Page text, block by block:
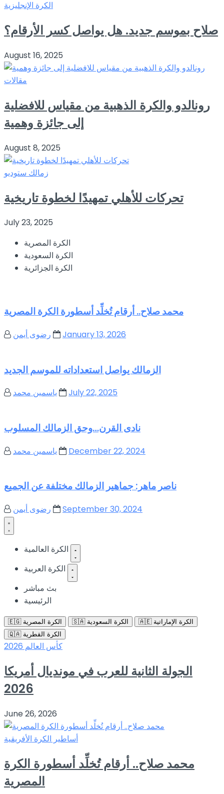
الكرة الإنجليزية
صلاح بموسم جديد. هل يواصل كسر الأرقام؟
August 16, 2025
مقالات
رونالدو والكرة الذهبية من مقياس للافضلية
إلى جائزة وهمية
August 8, 2025
زمالك ستوديو
تحركات للأهلي تمهيدًا لخطوة تاريخية
July 23, 2025
الكرة المصرية
الكرة السعودية
الكرة الجزائرية
محمد صلاح.. أرقام تُخلِّد أسطورة الكرة المصرية
رضوى أيمن January 13, 2026
الزمالك يواصل استعداداته للموسم الجديد
ياسمين محمد July 22, 2025
نادى القرن…وحق الزمالك المسلوب
ياسمين محمد December 22, 2024
ناصر ماهر: جماهير الزمالك مختلفة عن الجميع
رضوى أيمن September 30, 2024
بث مباشر
الرئيسية
🇪🇬 الكرة المصرية 🇸🇦 الكرة السعودية
🇦🇪 الكرة الإماراتية
🇶🇦 الكرة القطرية
كأس العالم 2026
الجولة الثانية للعرب في مونديال أمريكا
2026
June 26, 2026
أساطير الكرة الأفريقية
محمد صلاح.. أرقام تُخلِّد أسطورة الكرة
المصرية